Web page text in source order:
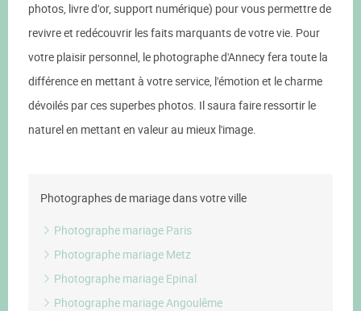
photos, livre d'or, support numérique) pour vous permettre de
revivre et redécouvrir les faits marquants de votre vie. Pour
votre plaisir personnel, le photographe d'Annecy fera toute la
différence en mettant à votre service, l'émotion et le charme
dévoilés par ces superbes photos. Il saura faire ressortir le
naturel en mettant en valeur au mieux l'image.
Photographes de mariage dans votre ville
Photographe mariage Paris
Photographe mariage Metz
Photographe mariage Epinal
Photographe mariage Angoulême